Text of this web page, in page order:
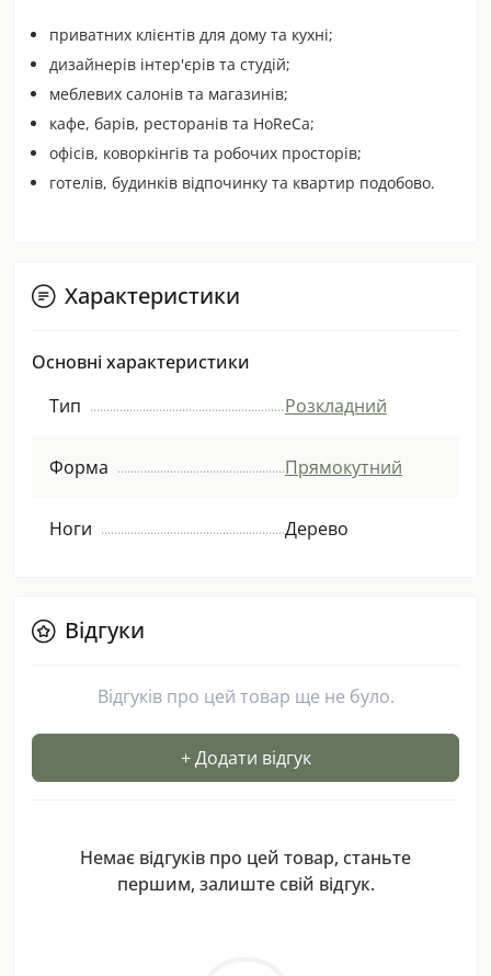
приватних клієнтів для дому та кухні;
дизайнерів інтер'єрів та студій;
меблевих салонів та магазинів;
кафе, барів, ресторанів та HoReCa;
офісів, коворкінгів та робочих просторів;
готелів, будинків відпочинку та квартир подобово.
Характеристики
Основні характеристики
Тип
Розкладний
Форма Прямокутний
Ноги Дерево
Відгуки
Відгуків про цей товар ще не було.
+ Додати відгук
Немає відгуків про цей товар, станьте
першим, залиште свій відгук.